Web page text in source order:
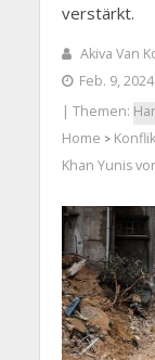
verstärkt.
Akiva Van
Feb. 9,
| Themen:
Home >
Khan Yunis